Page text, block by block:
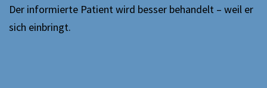
Der informierte Patient wird besser behandelt – weil er
sich einbringt.